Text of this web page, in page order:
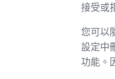
接受或
您可以
設定中
功能。